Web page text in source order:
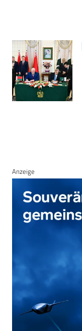
Anzeige